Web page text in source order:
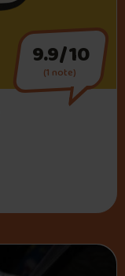
9.9/10
(1 note)